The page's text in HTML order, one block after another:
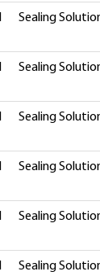
Sealing
Sealing
Sealing
Sealing
Sealing
Sealing